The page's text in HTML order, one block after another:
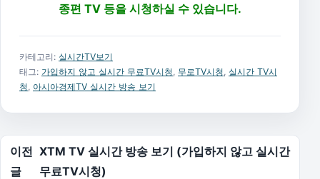
종편 TV 등을 시청하실 수 있습니다.
카테고리: 실시간TV보기
태그: 가입하지 않고 실시간 무료TV시청 무로TV시청 실시간 TV시
청 아시아경제TV 실시간 방송 보기
글 탐색
이전
글
XTM TV 실시간 방송 보기 (가입하지 않고 실시간
무료TV시청)